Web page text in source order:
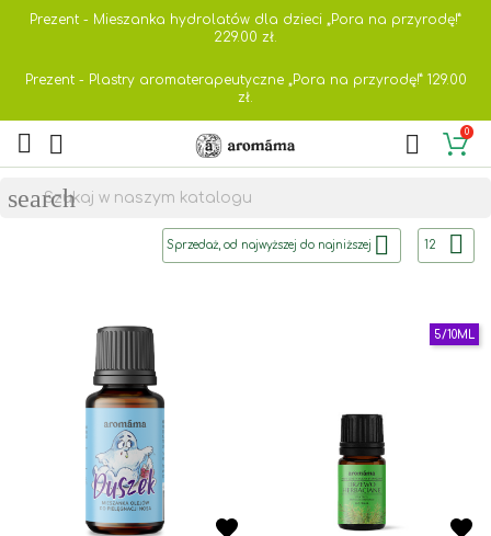
Prezent - Mieszanka hydrolatów dla dzieci „Pora na przyrodę!”
229.00 zł.
Prezent - Plastry aromaterapeutyczne „Pora na przyrodę!” 129.00
zł.
  0

search
Sprzedaż, od najwyższej do najniższej  12 
5/10ML